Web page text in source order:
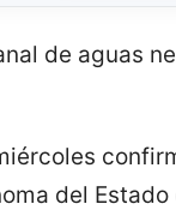
de aguas
del Estado